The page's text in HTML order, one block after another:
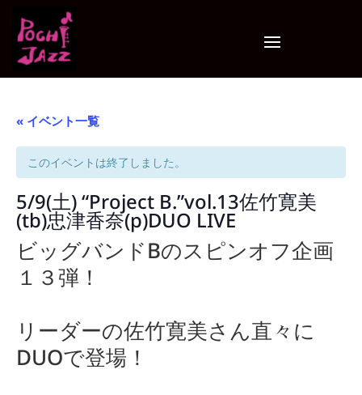
« イベント一覧
このイベントは終了しました。
5/9(土) “Project B.”vol.13佐竹寛美
(tb)忠津香奈(p)DUO LIVE
ビッグバンドBのスピンオフ企画
１３弾！
リーダーの佐竹寛美さん直々に
DUOで登場！